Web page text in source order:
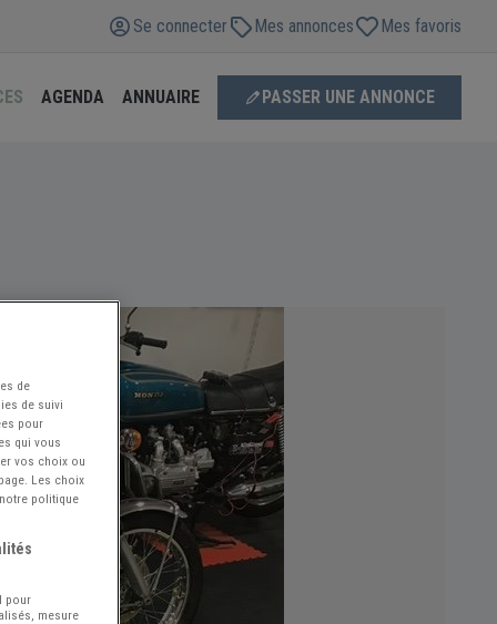
Se connecter Mes annonces Mes favoris
AGENDA ANNUAIRE PASSER UNE ANNONCE
de
de suivi
pour
qui vous
vos choix ou
Les choix
politique
pour
mesure